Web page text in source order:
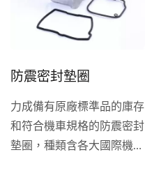
防震密封墊圈
力成備有原廠標準品的庫存
和符合機車規格的防震密封
墊圈，種類含各大國際機車